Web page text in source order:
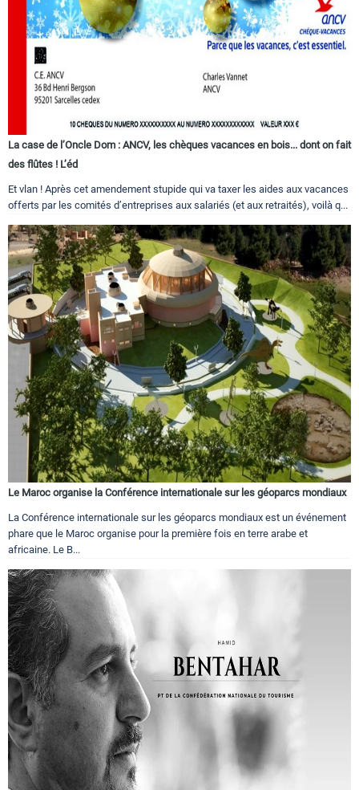
La case de l’Oncle Dom : ANCV, les chèques vacances en bois... dont on fait
des flûtes ! L’éd
Et vlan ! Après cet amendement stupide qui va taxer les aides aux vacances
offerts par les comités d’entreprises aux salariés (et aux retraités), voilà q...
Le Maroc organise la Conférence internationale sur les géoparcs mondiaux
La Conférence internationale sur les géoparcs mondiaux est un événement
phare que le Maroc organise pour la première fois en terre arabe et
africaine. Le B...